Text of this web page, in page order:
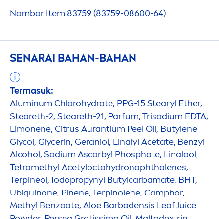
Nombor Item 83759 (83759-08600-64)
SENARAI BAHAN-BAHAN
Termasuk:
Aluminum Chlorohydrate, PPG-15 Stearyl Ether,
Steareth-2, Steareth-21, Parfum, Trisodium EDTA,
Limonene, Citrus Aurantium Peel Oil, Butylene
Glycol, Glycerin, Geraniol, Linalyl Acetate, Benzyl
Alcohol, Sodium Ascorbyl Phosphate, Linalool,
Tetramethyl Acetyloctahydronaphthalenes,
Terpineol, Iodopropynyl Butylcarbamate, BHT,
Ubiquinone, Pinene, Terpinolene, Camphor,
Methyl Benzoate, Aloe Barbadensis Leaf Juice